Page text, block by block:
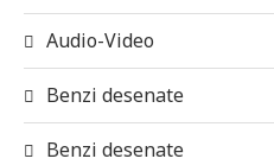
Audio-Video
Benzi desenate
Benzi desenate